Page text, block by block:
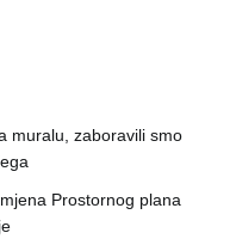
muralu, zaboravili smo
Prostornog plana